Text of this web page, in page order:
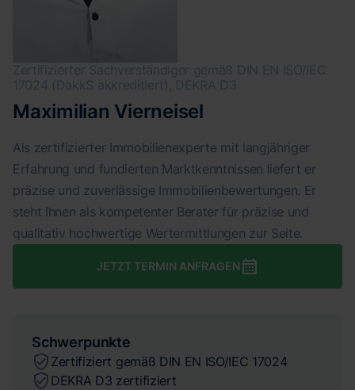
Zertifizierter Sachverständiger gemäß DIN EN ISO/IEC
17024 (DakkS akkreditiert), DEKRA D3
Maximilian Vierneisel
Als zertifizierter Immobilienexperte mit langjähriger
Erfahrung und fundierten Marktkenntnissen liefert er
präzise und zuverlässige Immobilienbewertungen. Er
steht Ihnen als kompetenter Berater für präzise und
qualitativ hochwertige Wertermittlungen zur Seite.
JETZT TERMIN ANFRAGEN
Schwerpunkte
Zertifiziert gemäß DIN EN ISO/IEC 17024
DEKRA D3 zertifiziert